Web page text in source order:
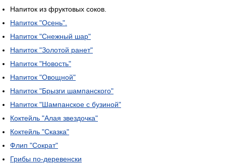
Напиток из фруктовых соков.
Напиток "Осень".
Напиток "Снежный шар"
Напиток "Золотой ранет"
Напиток "Новость"
Напиток "Овощной"
Напиток "Брызги шампанского"
Напиток "Шампанское с бузиной"
Коктейль "Алая звездочка"
Коктейль "Сказка"
Флип "Сократ"
Грибы по-деревенски